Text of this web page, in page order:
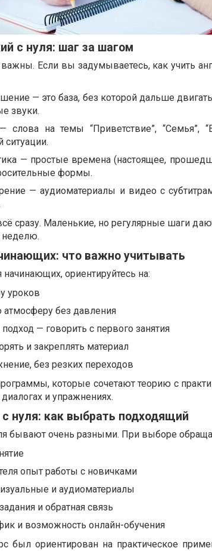
с нуля: шаг за шагом
Если вы задумываетесь, как учить
— это база, без которой дальше
звуки.
слова на темы “Приветствие”, “Семья”,
ситуации.
— простые времена (настоящее,
формы.
— аудиоматериалы и видео с
сразу. Маленькие, но регулярные шаги
неделю.
что важно учитывать
ориентируйтесь на:
уроков
без давления
— говорить с первого занятия
и закреплять материал
без резких переходов
которые сочетают теорию с
и упражнениях.
с нуля: как выбрать подходящий
бывают очень разными. При выборе
опыт работы с новичками
и аудиоматериалы
и обратная связь
и возможность онлайн-обучения
был ориентирован на практическое